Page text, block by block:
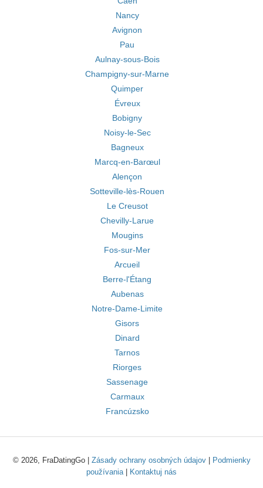
Nancy
Avignon
Pau
Aulnay-sous-Bois
Champigny-sur-Marne
Quimper
Évreux
Bobigny
Noisy-le-Sec
Bagneux
Marcq-en-Barœul
Alençon
Sotteville-lès-Rouen
Le Creusot
Chevilly-Larue
Mougins
Fos-sur-Mer
Arcueil
Berre-l'Étang
Aubenas
Notre-Dame-Limite
Gisors
Dinard
Tarnos
Riorges
Sassenage
Carmaux
Francúzsko
© 2026, FraDatingGo | Zásady ochrany osobných údajov|
Podmienky
používania| Kontaktuj nás